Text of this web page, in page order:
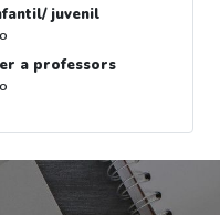
juvenil
a professors